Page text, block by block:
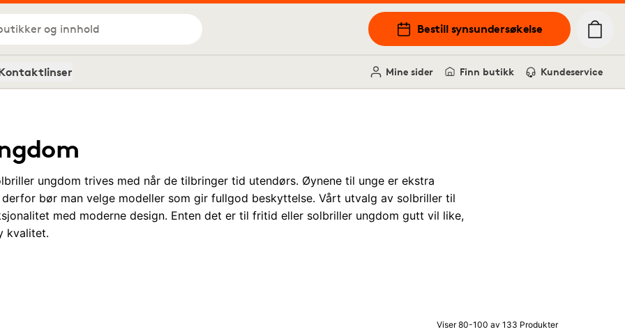
og innhold Bestill synsundersøkelse
Mine sider Finn butikk Kundeservice
ungdom trives med når de tilbringer tid utendørs. Øynene til unge er ekstra
bør man velge modeller som gir fullgod beskyttelse. Vårt utvalg av solbriller til
med moderne design. Enten det er til fritid eller solbriller ungdom gutt vil like,
kvalitet.
Viser 80-100 av 133 Produkter